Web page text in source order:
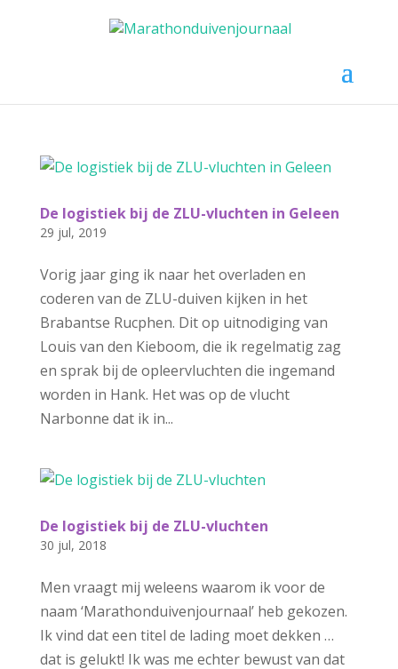
De logistiek bij de ZLU-vluchten in Geleen
29 jul, 2019
Vorig jaar ging ik naar het overladen en
coderen van de ZLU-duiven kijken in het
Brabantse Rucphen. Dit op uitnodiging van
Louis van den Kieboom, die ik regelmatig zag
en sprak bij de opleervluchten die ingemand
worden in Hank. Het was op de vlucht
Narbonne dat ik in...
De logistiek bij de ZLU-vluchten
30 jul, 2018
Men vraagt mij weleens waarom ik voor de
naam ‘Marathonduivenjournaal’ heb gekozen.
Ik vind dat een titel de lading moet dekken …
dat is gelukt! Ik was me echter bewust van dat